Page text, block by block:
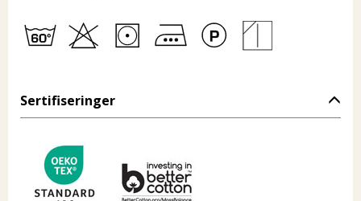
Sertifiseringer